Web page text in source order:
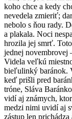
koho chce a kedy
nevedela zmieriť;
nebolo s ňou rady.
a plakala. Noci
hrozila jej smrť.
jednej novembrovej
Videla veľkú
bieľulinký baránok.
keď prišli pred
tróne, Sláva
vidí aj známych,
medzi nimi uvidí aj
zástup len